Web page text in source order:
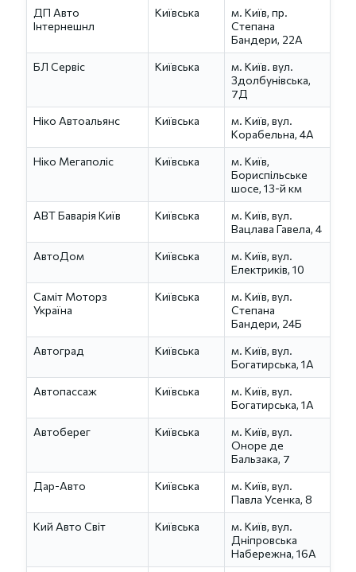
ДП Авто
Інтернешнл
Київська
м. Київ, пр.
Степана
Бандери, 22А
БЛ Сервіс
Київська
м. Київ. вул.
Здолбунівська,
7Д
Ніко Автоальянс
Київська
м. Київ, вул.
Корабельна, 4А
Ніко Мегаполіс
Київська
м. Київ,
Бориспільське
шосе, 13-й км
АВТ Баварія Київ
Київська
м. Київ, вул.
Вацлава Гавела, 4
АвтоДом
Київська
м. Київ, вул.
Електриків, 10
Саміт Моторз
Україна
Київська
м. Київ, вул.
Степана
Бандери, 24Б
Автоград
Київська
м. Київ, вул.
Богатирська, 1А
Автопассаж
Київська
м. Київ, вул.
Богатирська, 1А
Автоберег
Київська
м. Київ, вул.
Оноре де
Бальзака, 7
Дар-Авто
Київська
м. Київ, вул.
Павла Усенка, 8
Кий Авто Світ
Київська
м. Київ, вул.
Дніпровська
Набережна, 16А